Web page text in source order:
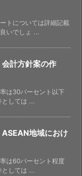
トについては詳細記載
いでしょ ...
会計方針案の作
は30パーセント以下
としては ...
ASEAN地域におけ
は60パーセント程度
としては ...